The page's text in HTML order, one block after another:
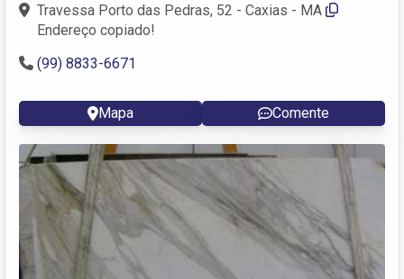
Travessa Porto das Pedras, 52 - Caxias - MA
Endereço copiado!
(99) 8833-6671
Mapa Comente